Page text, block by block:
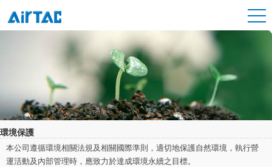
環境保護
本公司遵循環境相關法規及相關國際準則，適切地保護自然環境，執行營
運活動及內部管理時，應致力於達成環境永續之目標。